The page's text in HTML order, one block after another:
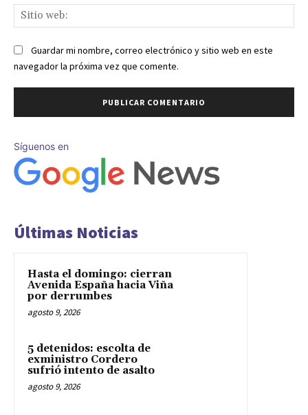
Guardar mi nombre, correo electrónico y sitio web en este
navegador la próxima vez que comente.
Síguenos en
Últimas Noticias
Hasta el domingo: cierran
Avenida España hacia Viña
por derrumbes
agosto 9, 2026
5 detenidos: escolta de
exministro Cordero
sufrió intento de asalto
agosto 9, 2026